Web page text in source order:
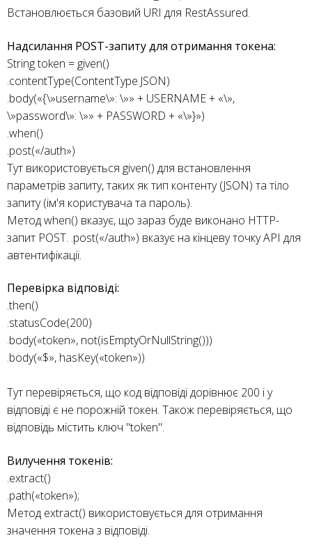
Встановлюється базовий URI для RestAssured.
Надсилання POST-запиту для отримання токена:
String token = given()
.contentType(ContentType.JSON)
.body(«{\»username\»: \»» + USERNAME + «\»,
\»password\»: \»» + PASSWORD + «\»}»)
.when()
.post(«/auth»)
Тут використовується given() для встановлення
параметрів запиту, таких як тип контенту (JSON) та тіло
запиту (ім'я користувача та пароль).
Метод when() вказує, що зараз буде виконано HTTP-
запит POST. .post(«/auth») вказує на кінцеву точку API для
автентифікації.
Перевірка відповіді:
.then()
.statusCode(200)
.body(«token», not(isEmptyOrNullString()))
.body(«$», hasKey(«token»))
Тут перевіряється, що код відповіді дорівнює 200 і у
відповіді є не порожній токен. Також перевіряється, що
відповідь містить ключ "token".
Вилучення токенів:
.extract()
.path(«token»);
Метод extract() використовується для отримання
значення токена з відповіді.